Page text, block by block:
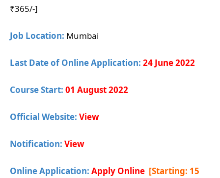
₹365/-]
Job Location: Mumbai
Last Date of Online Application: 24 June 2022
Course Start: 01 August 2022
Official Website: View
Notification: View
Online Application: Apply Online [Starting: 15